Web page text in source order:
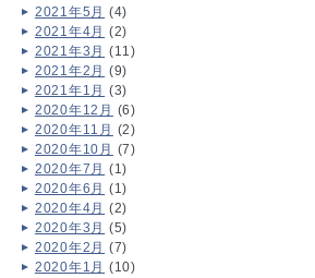
2021年5月 (4)
2021年4月 (2)
2021年3月 (11)
2021年2月 (9)
2021年1月 (3)
2020年12月 (6)
2020年11月 (2)
2020年10月 (7)
2020年7月 (1)
2020年6月 (1)
2020年4月 (2)
2020年3月 (5)
2020年2月 (7)
2020年1月 (10)